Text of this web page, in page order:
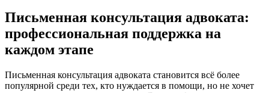
Письменная консультация адвоката:
профессиональная поддержка на
каждом этапе
Письменная консультация адвоката становится всё более
популярной среди тех, кто нуждается в помощи, но не хочет